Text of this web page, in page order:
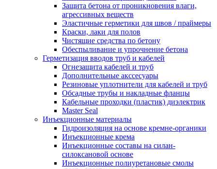
Защита бетона от проникновения влаги,
агрессивных веществ
Эластичные герметики для швов / праймеры
Краски, лаки для полов
Чистящие средства по бетону
Обеспыливание и упрочнение бетона
Герметизация вводов труб и кабелей
Огнезащита кабелей и труб
Дополнительные акссесуары
Резиновые уплотнители для кабелей и труб
Обсадные трубы и накладные фланцы
Кабельные проходки (пластик) диэлектрик
Master Seal
Инъекционные материалы
Гидроизоляция на основе кремне-органики
Инъекционные крема
Инъекционные составы на силан-
силоксановой основе
Инъекционные полиуретановые смолы